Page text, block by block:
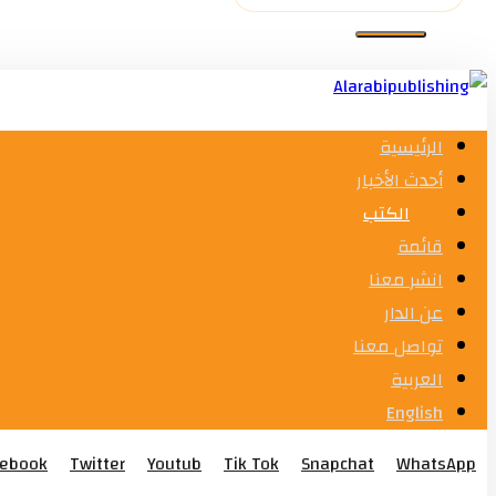
الرئيسية
أحدث الأخبار
الكتب
قائمة
انشر معنا
عن الدار
تواصل معنا
العربية
English
Twitter Youtub Tik Tok Snapchat
WhatsApp